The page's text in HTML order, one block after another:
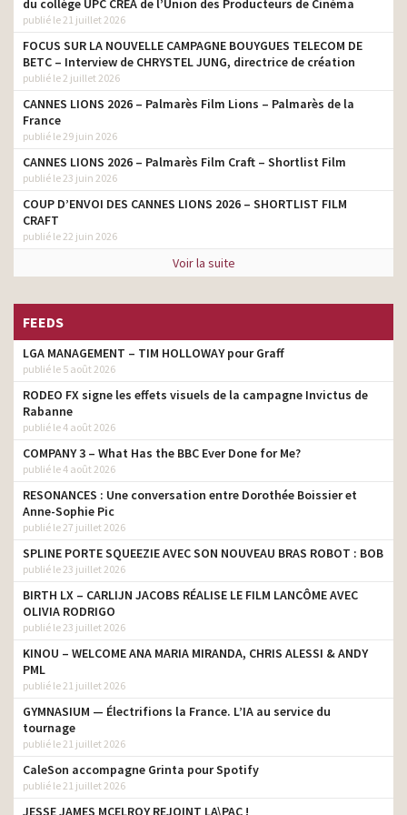
Nescafé Dolce Gusto –
Neo – Le futur du coffee
shop à la maison
agence
si bien
agence
Aramisauto – Moins cher
que l’occasion – 2025
agence
DS N°8 – Oui, les Français
vont parfois trop loin
agence
Ricoré – Pour des matins
Verne
agence
La Redoute – Vivre le beau
– Couette Hendaye
agence
repère – Toujours là pour
moi
agence
Lidl – Les P’tits Prix Oui –
Pâte feuilletée
agence
Lidl – Les P’tits Prix Oui –
Crème dessert Envia
agence
mieux – Le chat
agence
calcium
agence
DS 3 & DS 7 Édition France,
forgées dans l’élégance
Lidl – Peu importe qui
vous êtes
Lidl – Carte Titres-
Restaurant
Lidl – Les yaourts à
l’abricot
agence
du collège UPC CRÉA de l’Union des Producteurs de Cinéma
publié le 21 juillet 2026
FOCUS SUR LA NOUVELLE CAMPAGNE BOUYGUES TELECOM DE
BETC – Interview de CHRYSTEL JUNG, directrice de création
publié le 2 juillet 2026
CANNES LIONS 2026 – Palmarès Film Lions – Palmarès de la
France
publié le 29 juin 2026
CANNES LIONS 2026 – Palmarès Film Craft – Shortlist Film
publié le 23 juin 2026
COUP D’ENVOI DES CANNES LIONS 2026 – SHORTLIST FILM
CRAFT
publié le 22 juin 2026
Voir la suite
FEEDS
LGA MANAGEMENT – TIM HOLLOWAY pour Graff
publié le 5 août 2026
RODEO FX signe les effets visuels de la campagne Invictus de
Rabanne
publié le 4 août 2026
COMPANY 3 – What Has the BBC Ever Done for Me?
publié le 4 août 2026
RESONANCES : Une conversation entre Dorothée Boissier et
Anne-Sophie Pic
publié le 27 juillet 2026
SPLINE PORTE SQUEEZIE AVEC SON NOUVEAU BRAS ROBOT : BOB
publié le 23 juillet 2026
BIRTH LX – CARLIJN JACOBS RÉALISE LE FILM LANCÔME AVEC
OLIVIA RODRIGO
publié le 23 juillet 2026
KINOU – WELCOME ANA MARIA MIRANDA, CHRIS ALESSI & ANDY
PML
publié le 21 juillet 2026
GYMNASIUM — Électrifions la France. L’IA au service du
tournage
publié le 21 juillet 2026
CaleSon accompagne Grinta pour Spotify
publié le 21 juillet 2026
JESSE JAMES MCELROY REJOINT LA\PAC !